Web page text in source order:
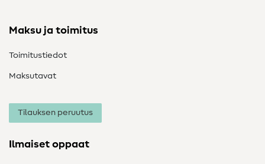
Maksu ja toimitus
Toimitustiedot
Maksutavat
Tilauksen peruutus
Ilmaiset oppaat